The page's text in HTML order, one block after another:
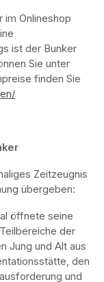
im Onlineshop
ist der Bunker
Sie unter
finden Sie
Zeitzeugnis
übergeben:
öffnete seine
der
Jung und Alt aus
den
und